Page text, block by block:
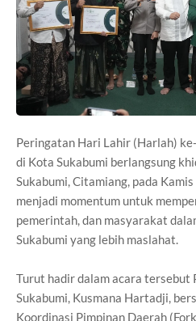
Peringatan Hari Lahir (Harlah)
di Kota Sukabumi berlangsung
Sukabumi, Citamiang, pada
menjadi momentum untuk
pemerintah, dan masyarakat
Sukabumi yang lebih maslahat.
Turut hadir dalam acara tersebut
Sukabumi, Kusmana Hartadji,
Koordinasi Pimpinan Daerah